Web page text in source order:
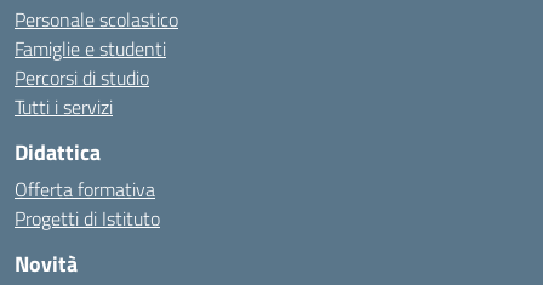
Personale scolastico
Famiglie e studenti
Percorsi di studio
Tutti i servizi
Didattica
Offerta formativa
Progetti di Istituto
Novità